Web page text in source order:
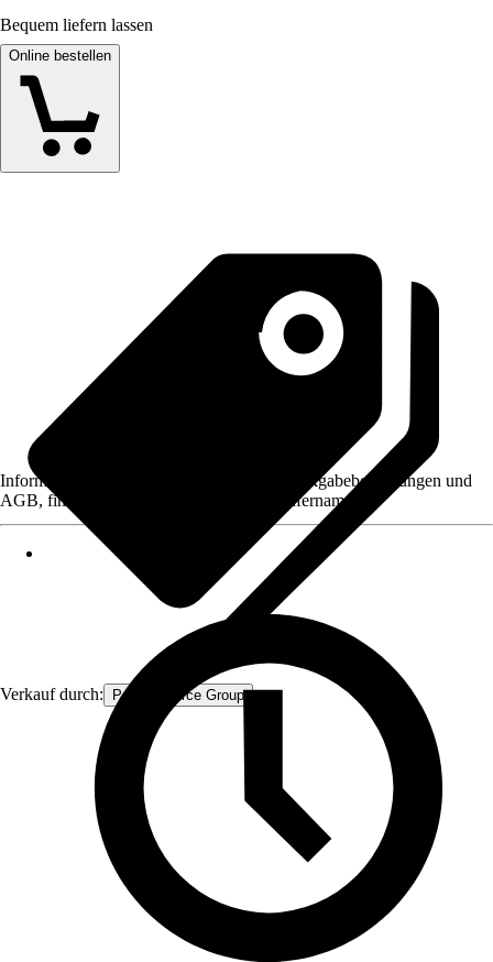
Bequem liefern lassen
Online bestellen
Verkauf durch: Procommerce Group
Informationen des Verkäufers, wie z. B. Rückgabebedingungen und
AGB, finden Sie bei Klick auf den Verkäufernamen.